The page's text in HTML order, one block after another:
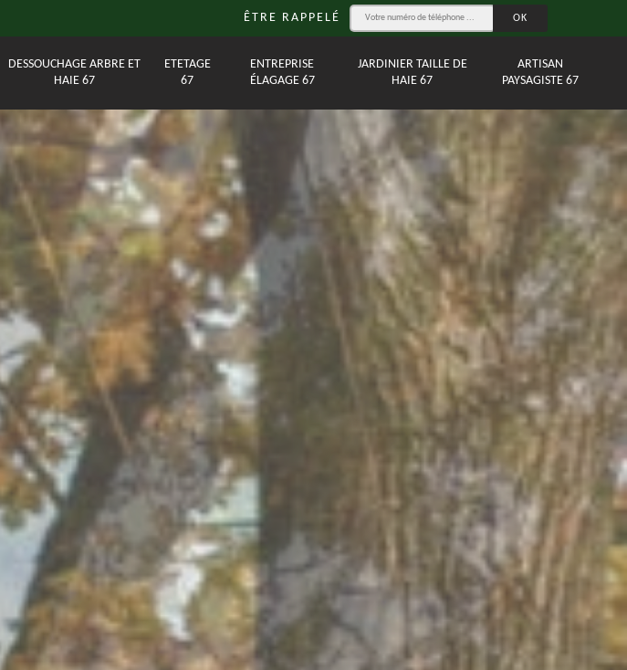
ÊTRE RAPPELÉ
DESSOUCHAGE ARBRE ET
HAIE 67
ETETAGE
67
ENTREPRISE
ÉLAGAGE 67
JARDINIER TAILLE DE
HAIE 67
ARTISAN
PAYSAGISTE 67